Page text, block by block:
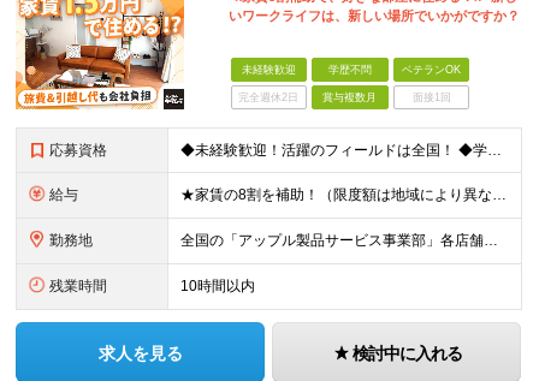
いワークライフは、新しい場所でいかがですか？
未経験歓迎 学歴不問 ベテランOK
完全週休2日 賞与複数月 面接1回
応募資格 ◆未経験歓迎！活躍のフィールドは全国！ ◆学歴不問 ◆第二新卒も活躍中 ◆40歳以下の方（若年層の長期キャリア形成を図るため） ★店長候補としての採用ですので、入社3年後には店長になるイメージです！
給与 ★家賃の8割を補助！（限度額は地域により異なる） ※転勤による引っ越しが発生する場合 ＝＝＝＝＝＝＝＝＝＝＝＝＝＝＝＝＝＝＝＝＝＝＝ 例えば、家賃7.5万円なら6万円は会社で負担。 あなたが支払うのは
勤務地 全国の「アップル製品サービス事業部」各店舗となります ※アップル製品サービス単独店に配属の可能性もあります ※最初の配属先は希望を最大限考慮した上で決定します ▼詳しい勤務地住所は下記URLをご確認
残業時間 10時間以内
求人を見る 検討中に入れる